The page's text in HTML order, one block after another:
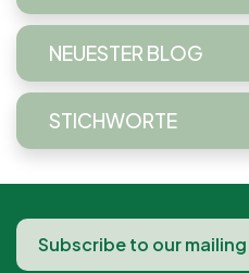
NEUESTER BLOG
STICHWORTE